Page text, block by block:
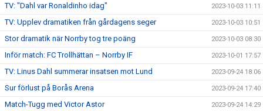
TV: "Dahl var Ronaldinho idag" 2023-10-03 11:11
TV: Upplev dramatiken från gårdagens seger 2023-10-03 10:51
Stor dramatik när Norrby tog tre poäng 2023-10-03 08:30
Inför match: FC Trollhättan – Norrby IF 2023-10-01 17:57
TV: Linus Dahl summerar insatsen mot Lund 2023-09-24 18:06
Sur förlust på Borås Arena 2023-09-24 17:40
Match-Tugg med Victor Astor 2023-09-24 14:29